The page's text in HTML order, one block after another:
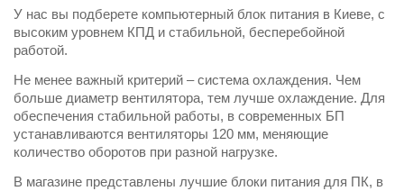
У нас вы подберете компьютерный блок питания в Киеве, с
высоким уровнем КПД и стабильной, бесперебойной
работой.
Не менее важный критерий – система охлаждения. Чем
больше диаметр вентилятора, тем лучше охлаждение. Для
обеспечения стабильной работы, в современных БП
устанавливаются вентиляторы 120 мм, меняющие
количество оборотов при разной нагрузке.
В магазине представлены лучшие блоки питания для ПК, в